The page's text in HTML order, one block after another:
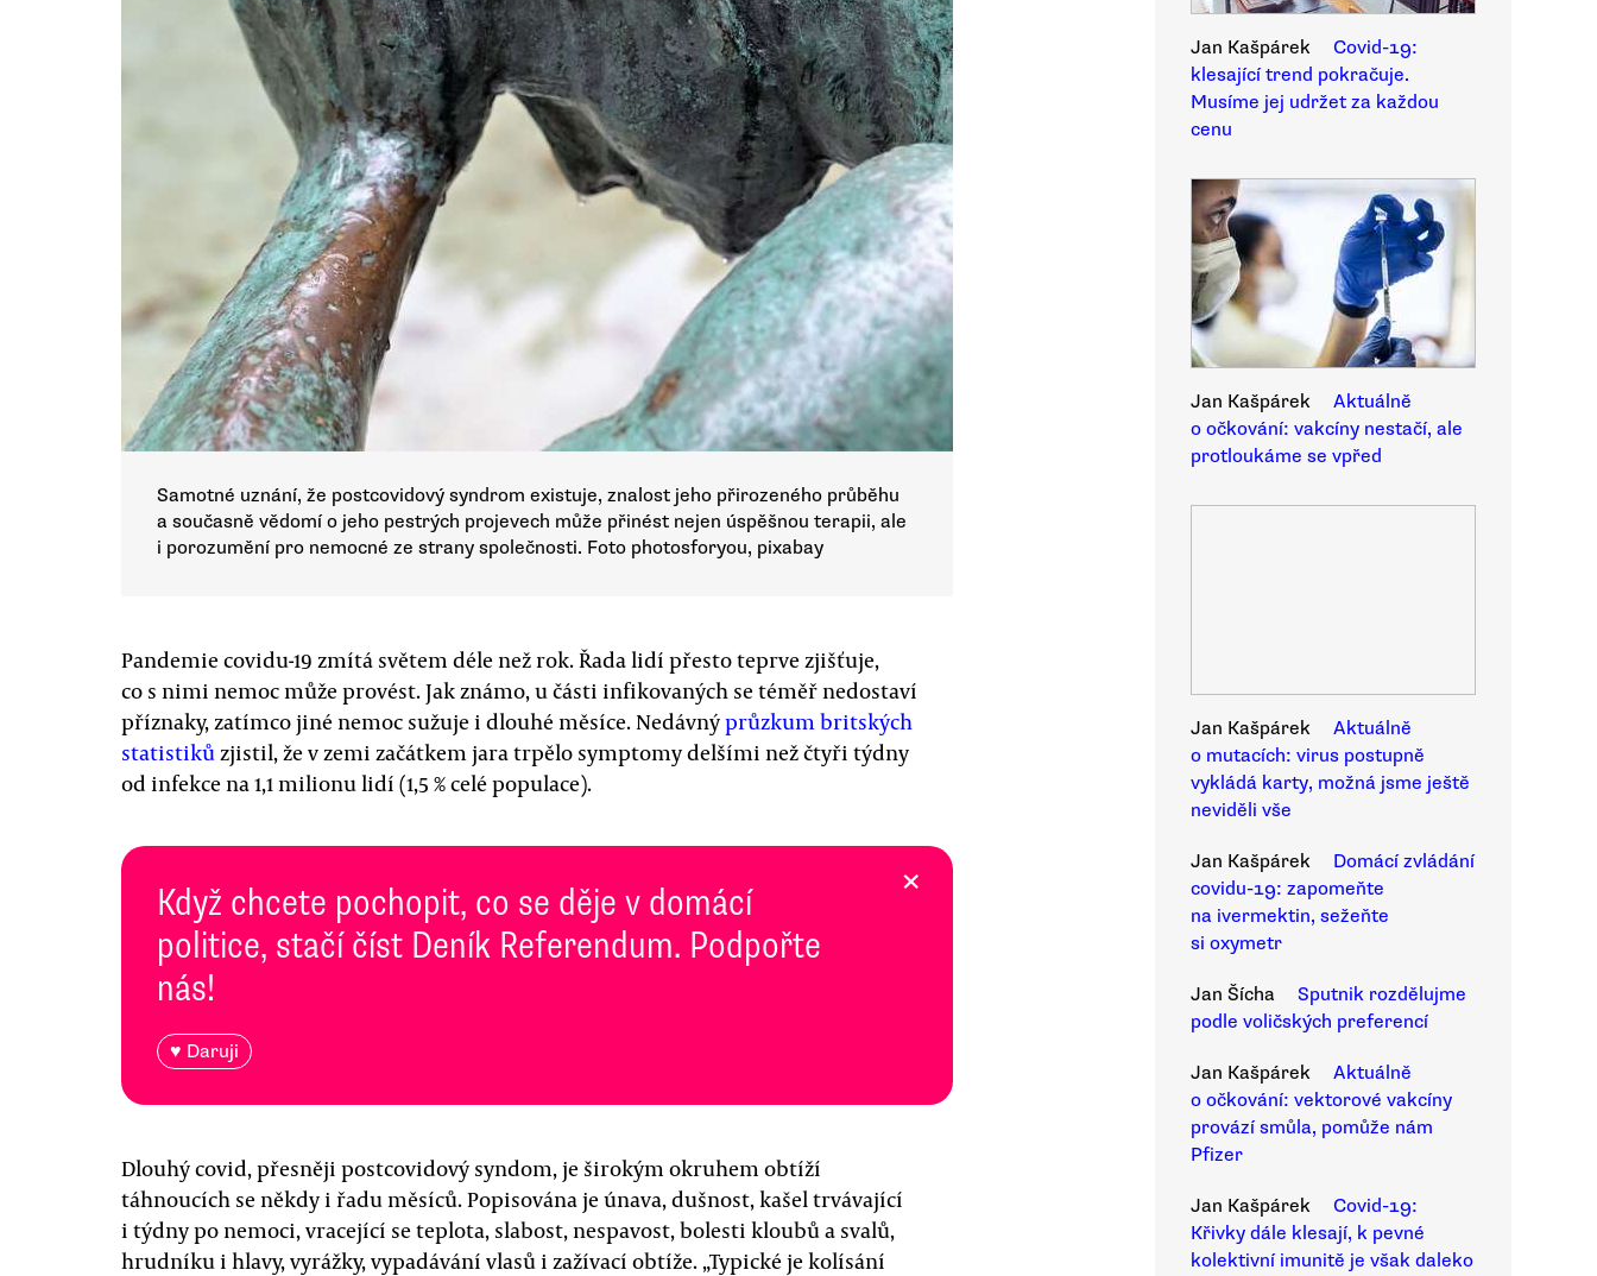
Samotné uznání, že postcovidový syndrom existuje, znalost jeho přirozeného průběhu
a současně vědomí o jeho pestrých projevech může přinést nejen úspěšnou terapii, ale
i porozumění pro nemocné ze strany společnosti. Foto photosforyou, pixabay
Pandemie covidu-19 zmítá světem déle než rok. Řada lidí přesto teprve zjišťuje,
co s nimi nemoc může provést. Jak známo, u části infikovaných se téměř nedostaví
příznaky, zatímco jiné nemoc sužuje i dlouhé měsíce. Nedávnýprůzkum britských
statistikůzjistil, že v zemi začátkem jara trpělo symptomy delšími než čtyři týdny
od infekce na 1,1 milionu lidí (1,5 % celé populace).
Když chcete pochopit, co se děje v domácí
politice, stačí číst Deník Referendum. Podpořte
nás!
♥ Daruji
×
Dlouhý covid, přesněji postcovidový syndom, je širokým okruhem obtíží
táhnoucích se někdy i řadu měsíců. Popisována je únava, dušnost, kašel trvávající
i týdny po nemoci, vracející se teplota, slabost, nespavost, bolesti kloubů a svalů,
hrudníku i hlavy, vyrážky, vypadávání vlasů i zažívací obtíže. „Typické je kolísání
Jan Kašpárek
Covid-19:
klesající trend pokračuje.
Musíme jej udržet za každou
cenu
Jan Kašpárek
Aktuálně
o očkování: vakcíny nestačí, ale
protloukáme se vpřed
Jan Kašpárek
Aktuálně
o mutacích: virus postupně
vykládá karty, možná jsme ještě
neviděli vše
Jan Kašpárek
Domácí zvládání
covidu-19: zapomeňte
na ivermektin, sežeňte
si oxymetr
Jan Šícha
Sputnik rozdělujme
podle voličských preferencí
Jan Kašpárek
Aktuálně
o očkování: vektorové vakcíny
provází smůla, pomůže nám
Pfizer
Jan Kašpárek
Covid-19:
Křivky dále klesají, k pevné
kolektivní imunitě je však daleko